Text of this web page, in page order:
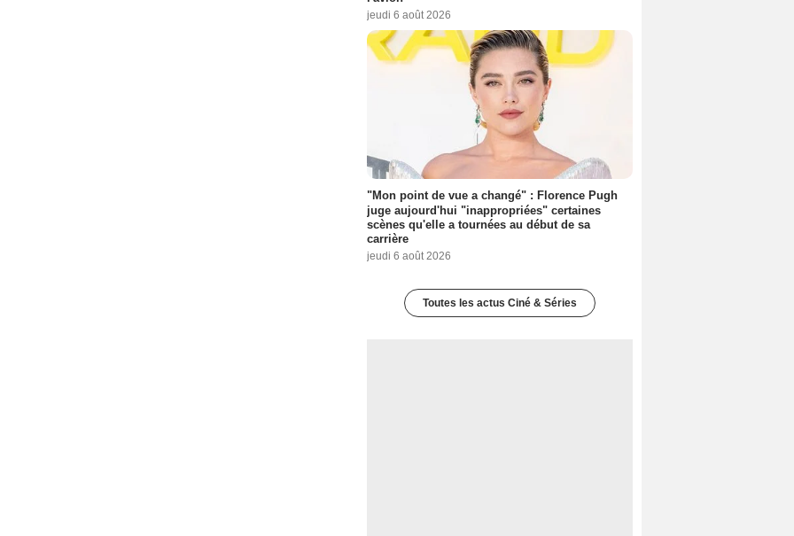
jeudi 6 août 2026
"Mon point de vue a changé" : Florence Pugh
juge aujourd'hui "inappropriées" certaines
scènes qu'elle a tournées au début de sa
carrière
jeudi 6 août 2026
Toutes les actus Ciné & Séries